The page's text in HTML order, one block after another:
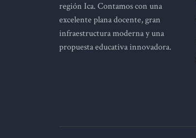
región Ica. Contamos con una
excelente plana docente, gran
infraestructura moderna y una
propuesta educativa innovadora.